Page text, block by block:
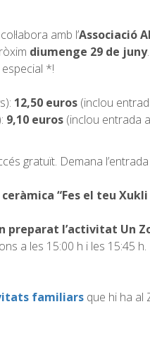
amb l’Associació
diumenge 29 de juny
*!
12,50 euros (inclou
9,10 euros (inclou entrada
gratuït. Demana
“Fes el teu Xukli
preparat l’activitat Un
a les 15:00 h i les 15:45
familiars que hi ha al